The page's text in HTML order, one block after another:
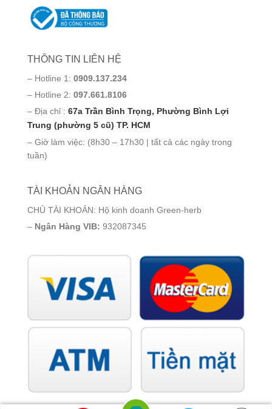
THÔNG TIN LIÊN HỆ
– Hotline 1: 0909.137.234
– Hotline 2: 097.661.8106
– Địa chỉ : 67a Trần Bình Trọng, Phường Bình Lợi
Trung (phường 5 cũ) TP. HCM
– Giờ làm việc: (8h30 – 17h30 | tất cả các ngày trong
tuần)
TÀI KHOẢN NGÂN HÀNG
CHỦ TÀI KHOẢN: Hộ kinh doanh Green-herb
– Ngân Hàng VIB: 932087345